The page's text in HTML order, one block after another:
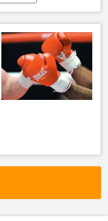
Комитет по молодежной политике и спорту Южной Осетии